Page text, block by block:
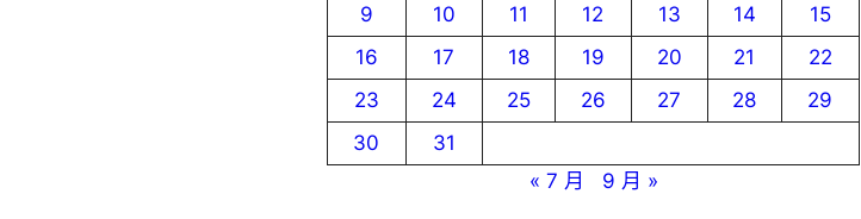
9
10 11 12 13 14
15
16
17 18 19 20 21
22
23
24 25 26 27 28
29
30
31
« 7 月
9 月 »